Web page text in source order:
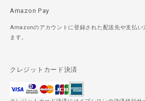
Amazon Pay
Amazonのアカウントに登録された配送先や支払い
ます。
クレジットカード決済